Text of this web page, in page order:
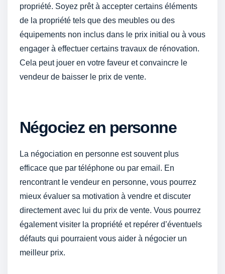
propriété. Soyez prêt à accepter certains éléments
de la propriété tels que des meubles ou des
équipements non inclus dans le prix initial ou à vous
engager à effectuer certains travaux de rénovation.
Cela peut jouer en votre faveur et convaincre le
vendeur de baisser le prix de vente.
Négociez en personne
La négociation en personne est souvent plus
efficace que par téléphone ou par email. En
rencontrant le vendeur en personne, vous pourrez
mieux évaluer sa motivation à vendre et discuter
directement avec lui du prix de vente. Vous pourrez
également visiter la propriété et repérer d’éventuels
défauts qui pourraient vous aider à négocier un
meilleur prix.